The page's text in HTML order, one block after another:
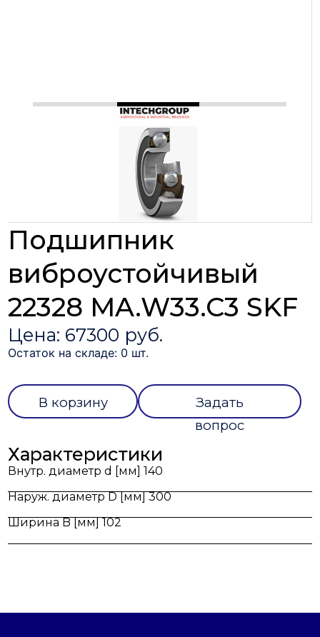
Подшипник
виброустойчивый
22328 MA.W33.C3 SKF
Цена: 67300 руб.
Остаток на складе: 0 шт.
В корзину
Задать
вопрос
Характеристики
Внутр. диаметр d [мм] 140
Наруж. диаметр D [мм] 300
Ширина B [мм] 102